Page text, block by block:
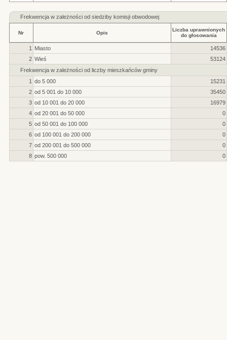
Frekwencja w zależności od siedziby komisji obwodowej
Nr Opis
Liczba uprawnionych
do głosowania
1 Miasto
14536
2 Wieś
53124
Frekwencja w zależności od liczby mieszkańców gminy
1 do 5 000
15231
2 od 5 001 do 10 000
35450
3 od 10 001 do 20 000
16979
4 od 20 001 do 50 000
0
5 od 50 001 do 100 000
0
6 od 100 001 do 200 000
0
7 od 200 001 do 500 000
0
8 pow. 500 000 0